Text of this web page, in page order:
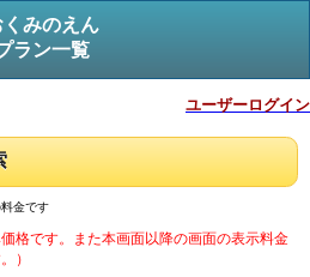
くみのえん
ラン一覧
ユーザーログイン
金です
格です。また本画面以降の画面の表示料金
）